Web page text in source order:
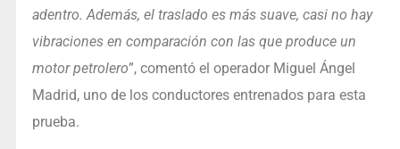
adentro. Además, el traslado es más suave, casi no hay
vibraciones en comparación con las que produce un
motor petrolero”, comentó el operador Miguel Ángel
Madrid, uno de los conductores entrenados para esta
prueba.